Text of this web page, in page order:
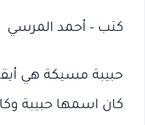
كتب – أحمد المرسي
حبيبة مسيكة هي
كان اسمها حبيبة